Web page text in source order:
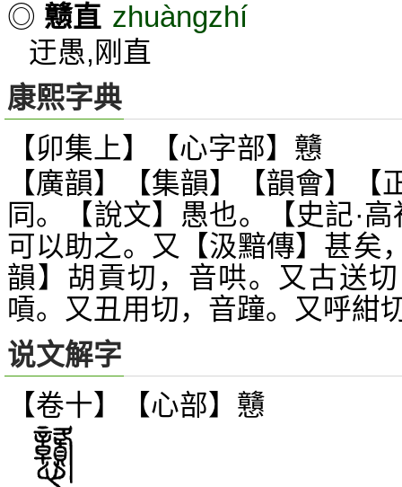
◎ 戆直 zhuàngzhí
迂愚,刚直
康熙字典
【卯集上】【心字部】戇
【廣韻】【集韻】【韻會】【
同。【說文】愚也。【史記·
可以助之。又【汲黯傳】甚
韻】胡貢切，音哄。又古送
嗊。又丑用切，音蹱。又呼紺
说文解字
【卷十】【心部】 戇